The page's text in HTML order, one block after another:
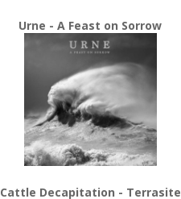
Urne - A Feast on Sorrow
Cattle Decapitation - Terrasite